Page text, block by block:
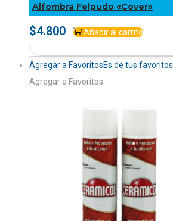
Alfombra Felpudo «Cover»
$4.800 Añadir al carrito
Agregar a FavoritosEs de tus favoritos
Agregar a Favoritos